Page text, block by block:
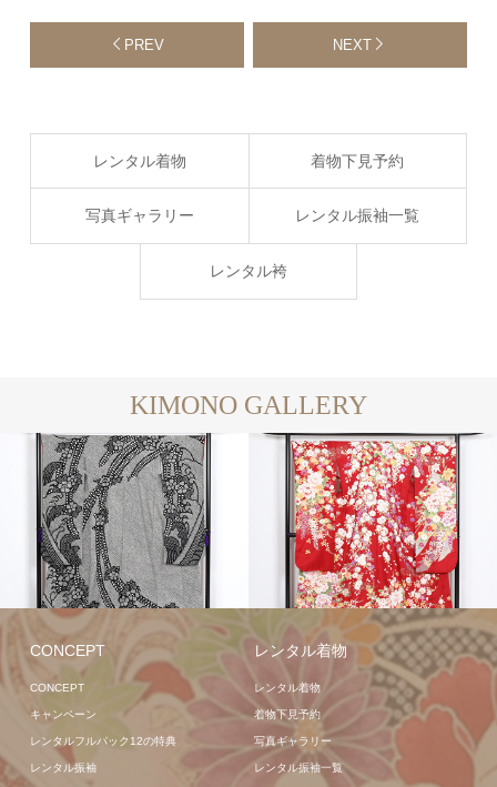
PREV NEXT
レンタル着物 着物下見予約
写真ギャラリー レンタル振袖一覧
レンタル袴
KIMONO GALLERY
レンタル着物 レンタル着物
CONCEPT
CONCEPT
キャンペーン
レンタルフルパック12の特典
レンタル振袖
レンタル着物
レンタル着物
着物下見予約
写真ギャラリー
レンタル振袖一覧